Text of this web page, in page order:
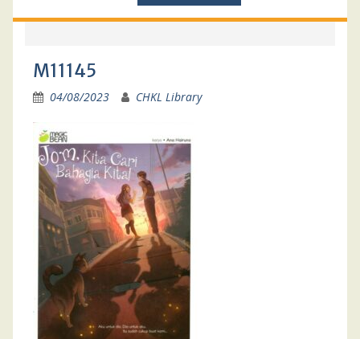
M11145
04/08/2023 CHKL Library